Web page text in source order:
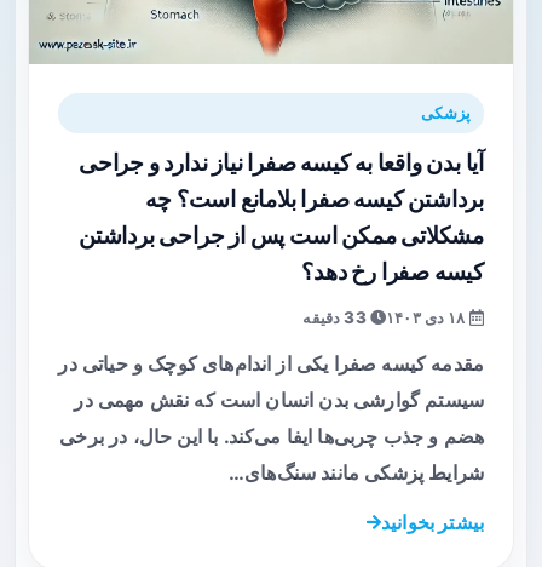
پزشکی
آیا بدن واقعا به کیسه صفرا نیاز ندارد و جراحی
برداشتن کیسه صفرا بلامانع است؟ چه
مشکلاتی ممکن است پس از جراحی برداشتن
کیسه صفرا رخ دهد؟
33 دقیقه
مقدمه کیسه صفرا یکی از اندام‌های کوچک و حیاتی در
سیستم گوارشی بدن انسان است که نقش مهمی در
هضم و جذب چربی‌ها ایفا می‌کند. با این حال، در برخی
شرایط پزشکی مانند سنگ‌های…
بیشتر بخوانید